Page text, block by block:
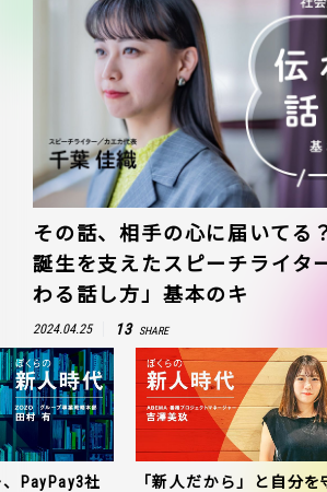
その話、相手の心に届いてる
誕生を支えたスピーチライタ
わる話し方」基本のキ
2024.04.25 13 SHARE
PayPay3社 「新人だから」と自分を